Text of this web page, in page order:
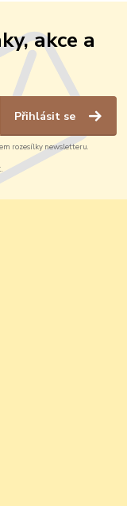
akce a
Přihlásit se
rozesílky newsletteru.